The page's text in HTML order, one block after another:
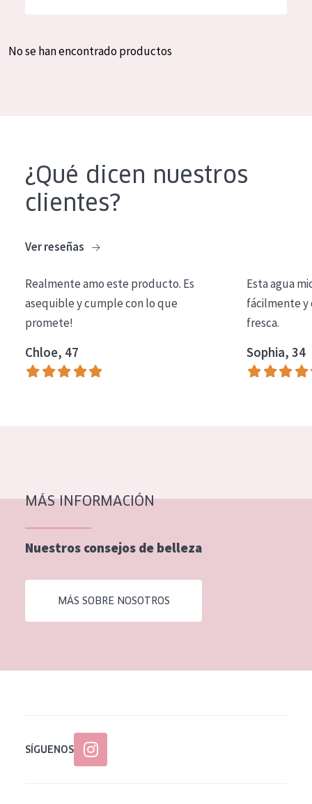
Crema de día
Crema de noche
Limpieza
COLECCIÓN
Essentials
Lift+
Piel normal y seca
Piel mixata o grasa
Piel madura
Piel expuesta al sol
Piel menopáusica
Todas las edades
Spanish
No se han encontrado productos
¿Qué dicen nuestros
clientes?
Ver reseñas
Realmente amo este producto. Es
asequible y cumple con lo que
promete!
Chloe, 47
Esta agua
fácilmente y
fresca.
Sophia, 34
MÁS INFORMACIÓN
Nuestros consejos de belleza
MÁS SOBRE NOSOTROS
SÍGUENOS